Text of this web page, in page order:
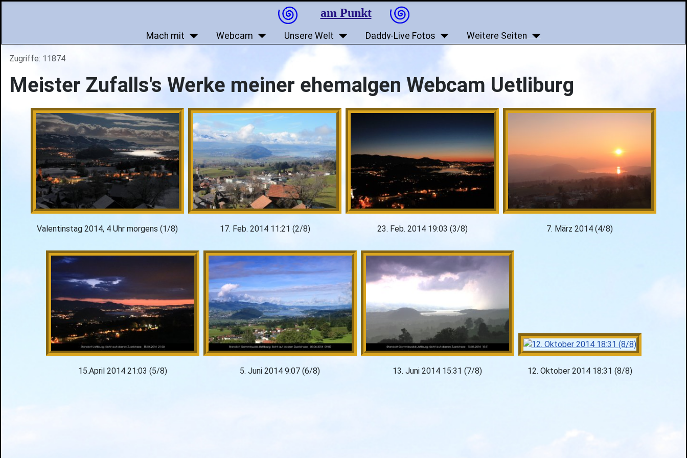
am Punkt
Mach mit Webcam Unsere Welt Daddy-Live Fotos Weitere Seiten
Zugriffe: 11874
Meister Zufalls's Werke meiner ehemalgen Webcam Uetliburg
Valentinstag 2014, 4 Uhr morgens (1/8) 17. Feb. 2014 11:21 (2/8) 23. Feb. 2014 19:03 (3/8) 7. März 2014 (4/8)
15.April 2014 21:03 (5/8) 5. Juni 2014 9:07 (6/8) 13. Juni 2014 15:31 (7/8) 12. Oktober 2014 18:31 (8/8)